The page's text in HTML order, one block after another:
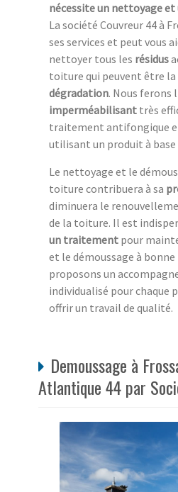
nécessite un nettoyage et
La société Couvreur 44 à
ses services et peut vous
nettoyer tous les résidus
toiture qui peuvent être la
dégradation. Nous
imperméabilisant très
traitement antifongique
utilisant un produit à base
Le nettoyage et le
toiture contribuera à sa
diminuera le
de la toiture. Il est
un traitement pour
et le démoussage à bonne
proposons un
individualisé pour chaque
offrir un travail de qualité.
Demoussage à
Atlantique 44 par